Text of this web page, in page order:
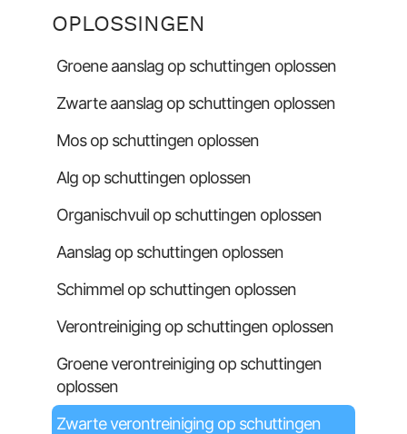
OPLOSSINGEN
Groene aanslag op schuttingen oplossen
Zwarte aanslag op schuttingen oplossen
Mos op schuttingen oplossen
Alg op schuttingen oplossen
Organischvuil op schuttingen oplossen
Aanslag op schuttingen oplossen
Schimmel op schuttingen oplossen
Verontreiniging op schuttingen oplossen
Groene verontreiniging op schuttingen
oplossen
Zwarte verontreiniging op schuttingen